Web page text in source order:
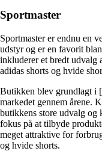
Sportmaster
Sportmaster er endnu en
udstyr og er en favorit
inkluderer et bredt udvalg
adidas shorts og hvide
Butikken blev grundlagt i
markedet gennem årene.
butikkens store udvalg og
fokus på at tilbyde
meget attraktive for
og hvide shorts.